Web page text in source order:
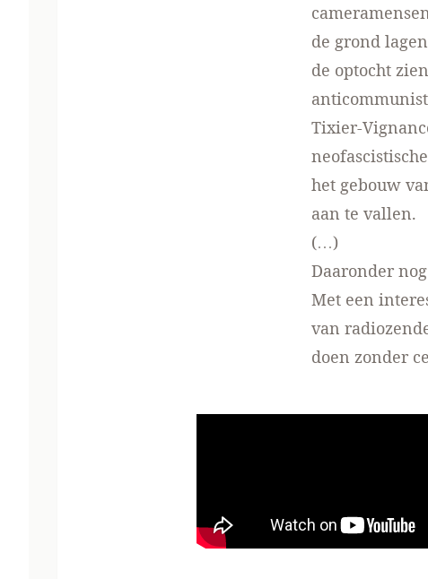
de grond
de optocht
Tixier-
het gebouw
aan te vallen.
(…)
Daaronder
Met een
van
doen zonder